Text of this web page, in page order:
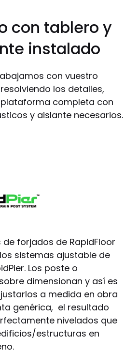
con tablero y
instalado
con vuestro
los detalles,
completa con
y aislante necesarios.
de forjados de RapidFloor
sistemas ajustable de
Los poste o
dimensionan y así es
a medida en obra
genérica, el resultado
nivelados que
estructuras en